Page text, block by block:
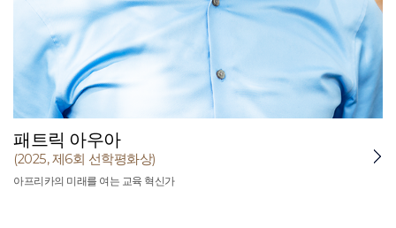
패트릭 아우아
(2025, 제6회 선학평화상)
아프리카의 미래를 여는 교육 혁신가